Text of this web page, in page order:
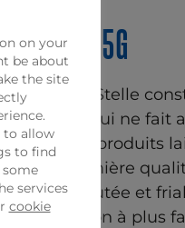
375g
léger Tre Stelle
qui ne fait
à partir de produits
de première
veloutée et
La version à plus
on your
be about
the site
to allow
to find
services
cookie